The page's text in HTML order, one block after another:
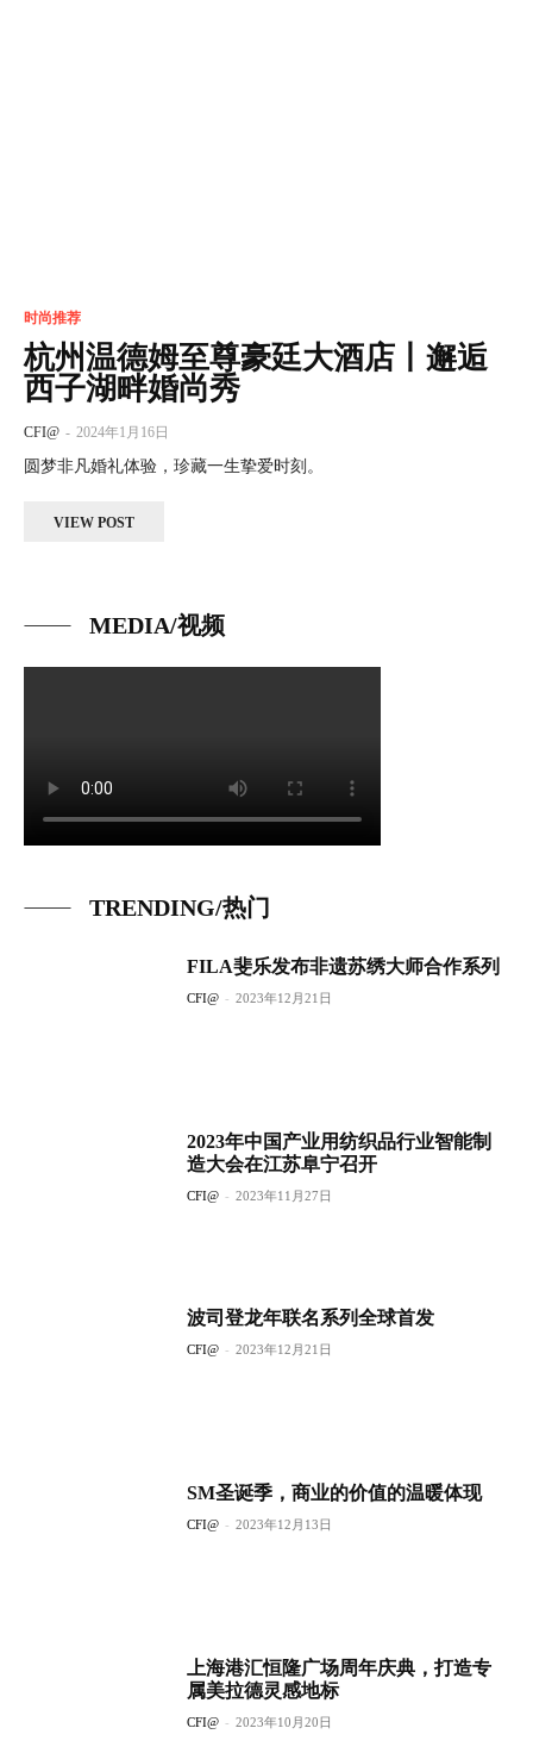
时尚推荐
杭州温德姆至尊豪廷大酒店丨邂逅
西子湖畔婚尚秀
CFI@ - 2024年1月16日
圆梦非凡婚礼体验，珍藏一生挚爱时刻。
VIEW POST
MEDIA/视频
TRENDING/热门
FILA斐乐发布非遗苏绣大师合作系列
CFI@ - 2023年12月21日
2023年中国产业用纺织品行业智能制
造大会在江苏阜宁召开
CFI@ - 2023年11月27日
波司登龙年联名系列全球首发
CFI@ - 2023年12月21日
SM圣诞季，商业的价值的温暖体现
CFI@ - 2023年12月13日
上海港汇恒隆广场周年庆典，打造专
属美拉德灵感地标
CFI@ - 2023年10月20日